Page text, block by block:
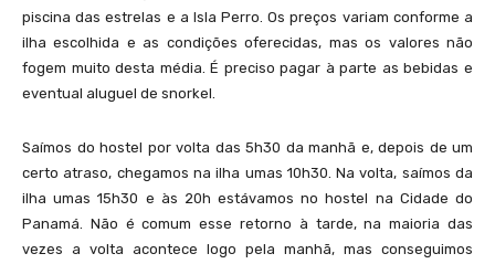
Isla Perro, vista a partir da Isla Diablo, logo em frente
piscina das estrelas e a Isla Perro. Os preços variam conforme a
ilha escolhida e as condições oferecidas, mas os valores não
fogem muito desta média. É preciso pagar à parte as bebidas e
eventual aluguel de snorkel.
Saímos do hostel por volta das 5h30 da manhã e, depois de um
certo atraso, chegamos na ilha umas 10h30. Na volta, saímos da
ilha umas 15h30 e às 20h estávamos no hostel na Cidade do
Panamá. Não é comum esse retorno à tarde, na maioria das
vezes a volta acontece logo pela manhã, mas conseguimos